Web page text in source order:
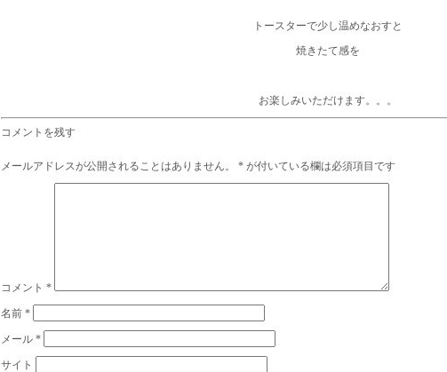
トースターで少し温めなおすと
焼きたて感を
お楽しみいただけます。。。
コメントを残す
メールアドレスが公開されることはありません。 * が付いている欄は必須項目です
コメント *
名前 *
メール *
サイト